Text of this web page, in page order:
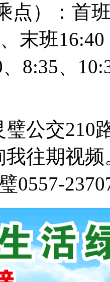
点）：首
、末班16:40
、 8:35、
璧公交210
我往期视
0557-